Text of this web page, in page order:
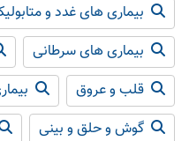
بیماری های غدد و
بیماری های سرطانی
قلب و عروق
گوش و حلق و بینی